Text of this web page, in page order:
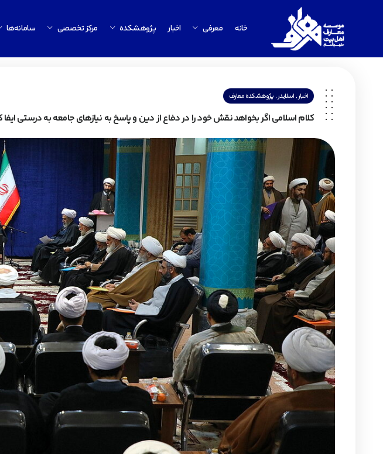
خانه معرفی اخبار پژوهشکده مرکز تخصصی سامانه‌ها
اخبار,اسلایدر,پژوهشکده معارف
کلام اسلامی اگر بخواهد نقش خود را در دفاع از دین و پاسخ به نیازهای جامعه به درستی